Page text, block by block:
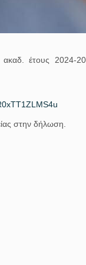
ακαδ. έτους 2024-
στην δήλωση.